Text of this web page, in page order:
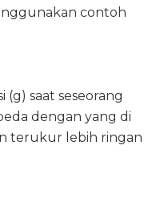
contoh
(g) saat seseorang
dengan yang di
terukur lebih ringan